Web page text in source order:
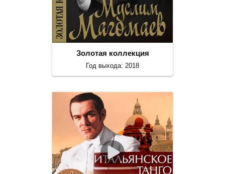
Золотая коллекция
Год выхода: 2018